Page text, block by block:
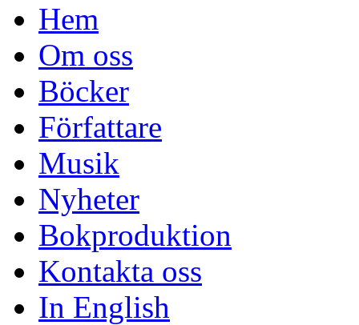
Hem
Om oss
Böcker
Författare
Musik
Nyheter
Bokproduktion
Kontakta oss
In English